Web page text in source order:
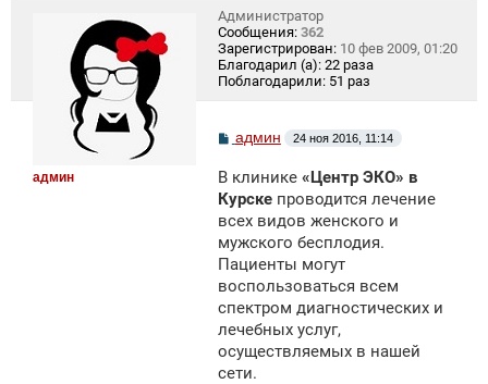
админ
Администратор
Сообщения: 362
Зарегистрирован: 10 фев 2009, 01:20
Благодарил (а): 22 раза
Поблагодарили: 51 раз
С
б
щ
е
н
и
админ 24 ноя 2016, 11:14
В клинике «Центр ЭКО» в
Курске проводится лечение
всех видов женского и
мужского бесплодия.
Пациенты могут
воспользоваться всем
спектром диагностических и
лечебных услуг,
осуществляемых в нашей
сети.